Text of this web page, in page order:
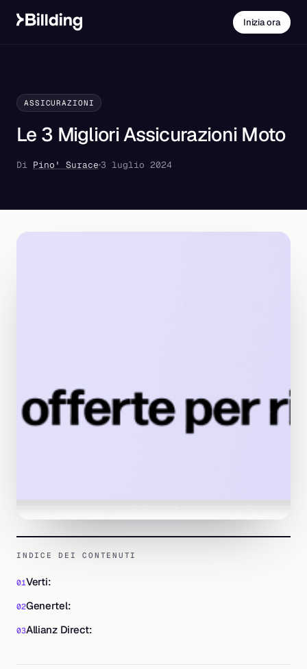
Inizia ora
ASSICURAZIONI
Le 3 Migliori Assicurazioni Moto
Di Pino' Surace 3 luglio 2024
INDICE DEI CONTENUTI
Verti:
Genertel:
Allianz Direct: